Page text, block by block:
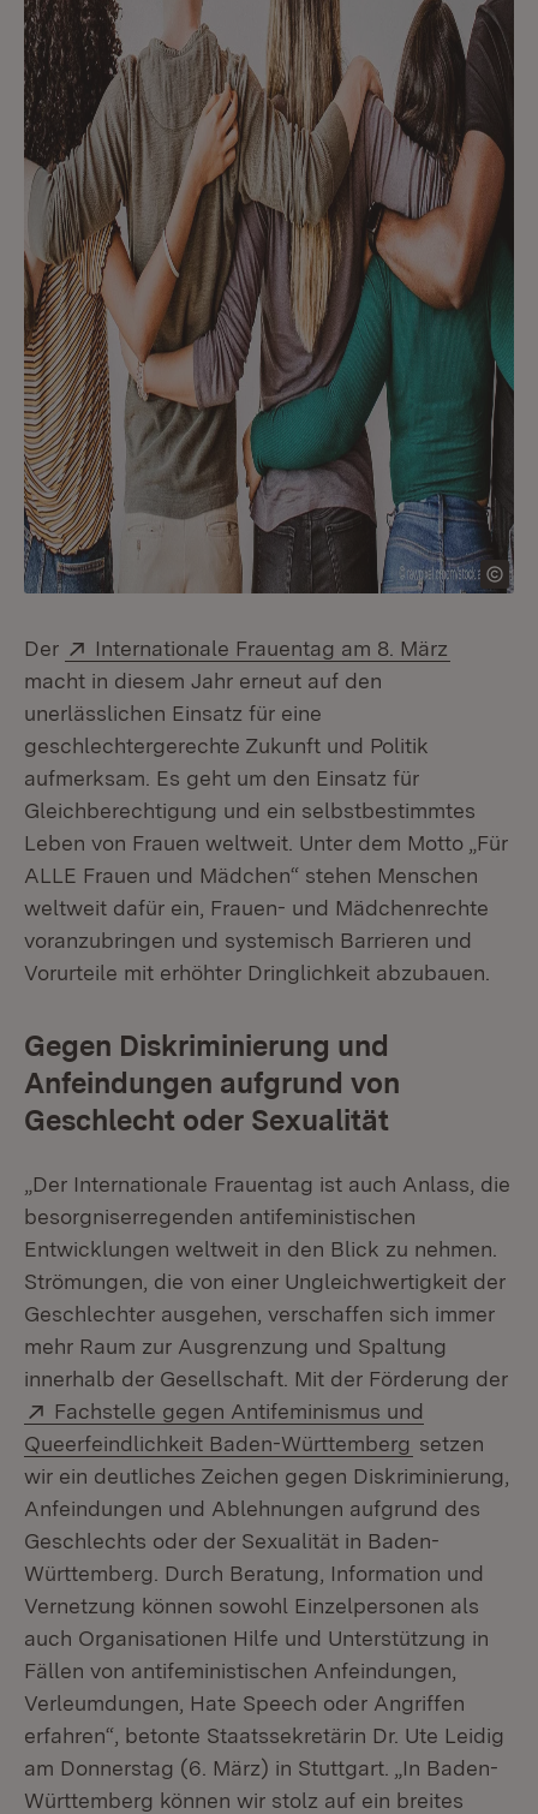
Der Extern:
Internationale Frauentag am 8. März
macht in diesem Jahr erneut auf den
unerlässlichen Einsatz für eine
geschlechtergerechte Zukunft und Politik
aufmerksam. Es geht um den Einsatz für
Gleichberechtigung und ein selbstbestimmtes
Leben von Frauen weltweit. Unter dem Motto „Für
ALLE Frauen und Mädchen“ stehen Menschen
weltweit dafür ein, Frauen- und Mädchenrechte
voranzubringen und systemisch Barrieren und
Vorurteile mit erhöhter Dringlichkeit abzubauen.
Gegen Diskriminierung und
Anfeindungen aufgrund von
Geschlecht oder Sexualität
„Der Internationale Frauentag ist auch Anlass, die
besorgniserregenden antifeministischen
Entwicklungen weltweit in den Blick zu nehmen.
Strömungen, die von einer Ungleichwertigkeit der
Geschlechter ausgehen, verschaffen sich immer
mehr Raum zur Ausgrenzung und Spaltung
innerhalb der Gesellschaft. Mit der Förderung der
Extern:
Fachstelle gegen Antifeminismus und
Queerfeindlichkeit Baden-Württemberg (Öffnet in
setzen
wir ein deutliches Zeichen gegen Diskriminierung,
Anfeindungen und Ablehnungen aufgrund des
Geschlechts oder der Sexualität in Baden-
Württemberg. Durch Beratung, Information und
Vernetzung können sowohl Einzelpersonen als
auch Organisationen Hilfe und Unterstützung in
Fällen von antifeministischen Anfeindungen,
Verleumdungen, Hate Speech oder Angriffen
erfahren“, betonte Staatssekretärin Dr. Ute Leidig
am Donnerstag (6. März) in Stuttgart. „In Baden-
Württemberg können wir stolz auf ein breites